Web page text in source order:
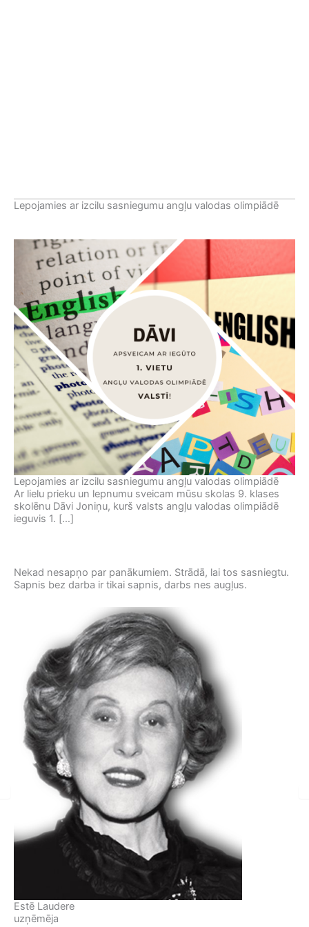
Lepojamies ar izcilu sasniegumu angļu valodas olimpiādē
Lepojamies ar izcilu sasniegumu angļu valodas olimpiādē
Ar lielu prieku un lepnumu sveicam mūsu skolas 9. klases
skolēnu Dāvi Joniņu, kurš valsts angļu valodas olimpiādē
ieguvis 1. […]
Nekad nesapņo par panākumiem. Strādā, lai tos sasniegtu.
Sapnis bez darba ir tikai sapnis, darbs nes augļus.
Estē Laudere
uzņēmēja